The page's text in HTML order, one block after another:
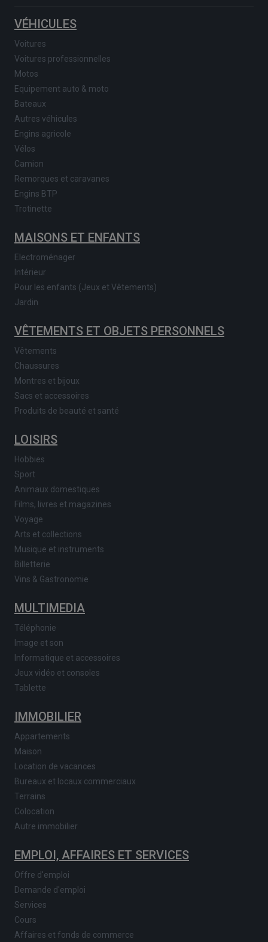
VÉHICULES
Voitures
Voitures professionnelles
Motos
Equipement auto & moto
Bateaux
Autres véhicules
Engins agricole
Vélos
Camion
Remorques et caravanes
Engins BTP
Trotinette
MAISONS ET ENFANTS
Electroménager
Intérieur
Pour les enfants (Jeux et Vêtements)
Jardin
VÊTEMENTS ET OBJETS PERSONNELS
Vêtements
Chaussures
Montres et bijoux
Sacs et accessoires
Produits de beauté et santé
LOISIRS
Hobbies
Sport
Animaux domestiques
Films, livres et magazines
Voyage
Arts et collections
Musique et instruments
Billetterie
Vins & Gastronomie
MULTIMEDIA
Téléphonie
Image et son
Informatique et accessoires
Jeux vidéo et consoles
Tablette
IMMOBILIER
Appartements
Maison
Location de vacances
Bureaux et locaux commerciaux
Terrains
Colocation
Autre immobilier
EMPLOI, AFFAIRES ET SERVICES
Offre d'emploi
Demande d'emploi
Services
Cours
Affaires et fonds de commerce